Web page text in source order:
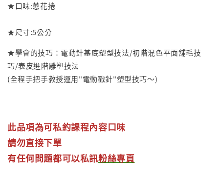
★口味:蔥花捲
★尺寸:5公分
★學會的技巧：電動針基底塑型技法/初階混色平面舖毛技
巧/表皮進階雕塑技法
(全程手把手教授運用"電動戳針"塑型技巧～)
此品項為可私約課程內容口味
請勿直接下單
有任何問題都可以私訊粉絲專頁